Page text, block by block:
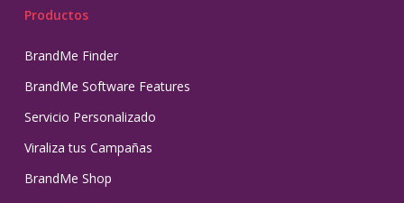
Productos
BrandMe Finder
BrandMe Software Features
Servicio Personalizado
Viraliza tus Campañas
BrandMe Shop